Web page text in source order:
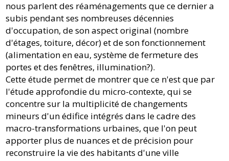
nous parlent des réaménagements que ce dernier a
subis pendant ses nombreuses décennies
d'occupation, de son aspect original (nombre
d'étages, toiture, décor) et de son fonctionnement
(alimentation en eau, système de fermeture des
portes et des fenêtres, illumination?).
Cette étude permet de montrer que ce n'est que par
l'étude approfondie du micro-contexte, qui se
concentre sur la multiplicité de changements
mineurs d'un édifice intégrés dans le cadre des
macro-transformations urbaines, que l'on peut
apporter plus de nuances et de précision pour
reconstruire la vie des habitants d'une ville